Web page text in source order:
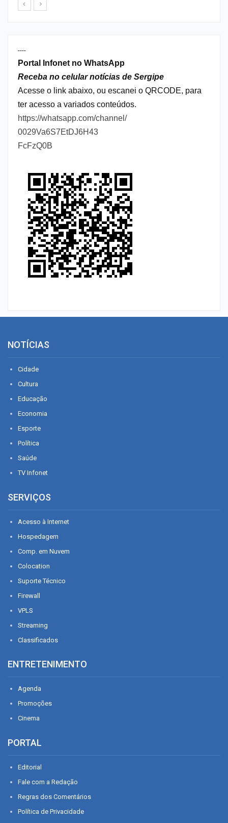
----
Portal Infonet no WhatsApp
Receba no celular notícias de Sergipe
Acesse o link abaixo, ou escanei o QRCODE, para
ter acesso a variados conteúdos.
https://whatsapp.com/channel/
0029Va6S7EtDJ6H43
FcFzQ0B
NOTÍCIAS
Cidade
Cultura
Educação
Economia
Esporte
Política
Saúde
TV Infonet
SERVIÇOS
Acesso à Internet
Hospedagem
Comp. em Nuvem
Colocation
Suporte Técnico
Firewall
VPLS
Streaming
Classificados
ENTRETENIMENTO
Agenda
Promoções
Cinema
PORTAL
Editorial
Fale com a Redação
Regras dos Comentários
Política de Privacidade